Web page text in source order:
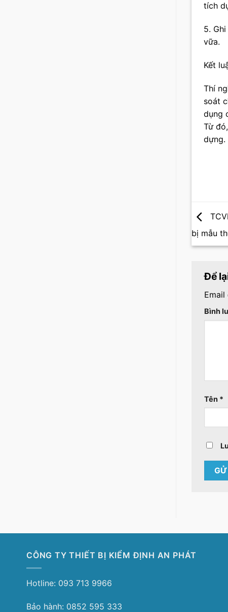
tích
5.
vữa.
Kết
Thí
soát
dụng
Từ
dựng.
bị mẫu
Để
Bình
Tên *
CÔNG TY THIẾT BỊ KIỂM ĐỊNH AN PHÁT
Hotline: 093 713 9966
Bảo hành: 0852 595 333